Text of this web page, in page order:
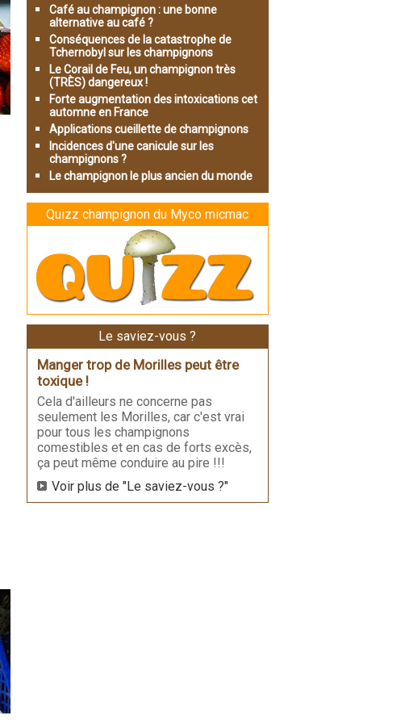
Café au champignon : une bonne
alternative au café ?
Conséquences de la catastrophe de
Tchernobyl sur les champignons
Le Corail de Feu, un champignon très
(TRÈS) dangereux !
Forte augmentation des intoxications cet
automne en France
Applications cueillette de champignons
Incidences d'une canicule sur les
champignons ?
Le champignon le plus ancien du monde
Quizz champignon du Myco micmac
Le saviez-vous ?
Manger trop de Morilles peut être
toxique !
Cela d'ailleurs ne concerne pas
seulement les Morilles, car c'est vrai
pour tous les champignons
comestibles et en cas de forts excès,
ça peut même conduire au pire !!!
Voir plus de "Le saviez-vous ?"